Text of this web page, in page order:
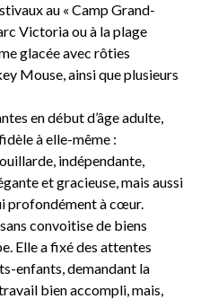
au « Camp Grand-
Victoria ou à la plage
glacée avec rôties
Mouse, ainsi que plusieurs
en début d’âge adulte,
à elle-même :
indépendante,
et gracieuse, mais aussi
profondément à cœur.
convoitise de biens
Elle a fixé des attentes
enfants, demandant la
bien accompli, mais,